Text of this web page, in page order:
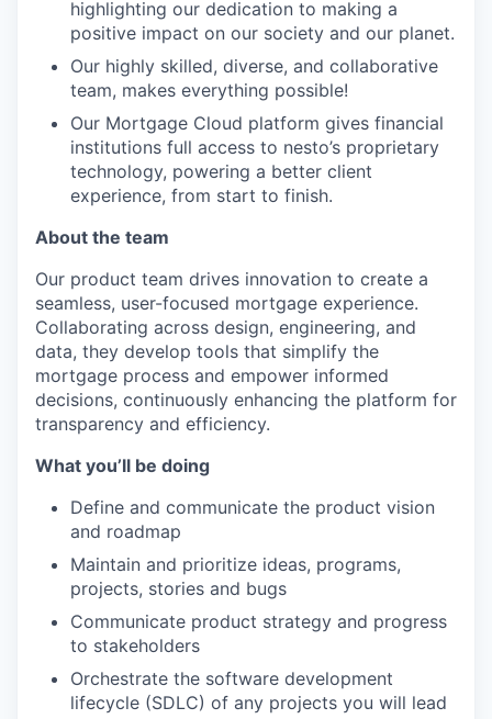
highlighting our dedication to making a
positive impact on our society and our planet.
Our highly skilled, diverse, and collaborative
team, makes everything possible!
Our Mortgage Cloud platform gives financial
institutions full access to nesto’s proprietary
technology, powering a better client
experience, from start to finish.
About the team
Our product team drives innovation to create a
seamless, user-focused mortgage experience.
Collaborating across design, engineering, and
data, they develop tools that simplify the
mortgage process and empower informed
decisions, continuously enhancing the platform for
transparency and efficiency.
What you’ll be doing
Define and communicate the product vision
and roadmap
Maintain and prioritize ideas, programs,
projects, stories and bugs
Communicate product strategy and progress
to stakeholders
Orchestrate the software development
lifecycle (SDLC) of any projects you will lead